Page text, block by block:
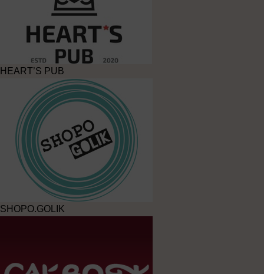
HEART’S PUB
SHOPO.GOLIK